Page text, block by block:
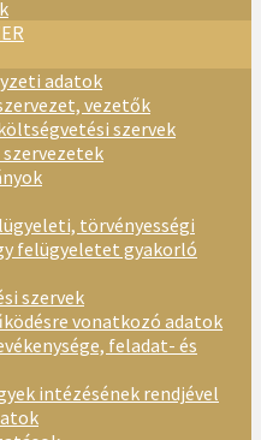
adatok
vezetők
szervek
szervezetek
törvényességi
felügyeletet gyakorló
szervek
vonatkozó adatok
feladat- és
intézésének rendjével